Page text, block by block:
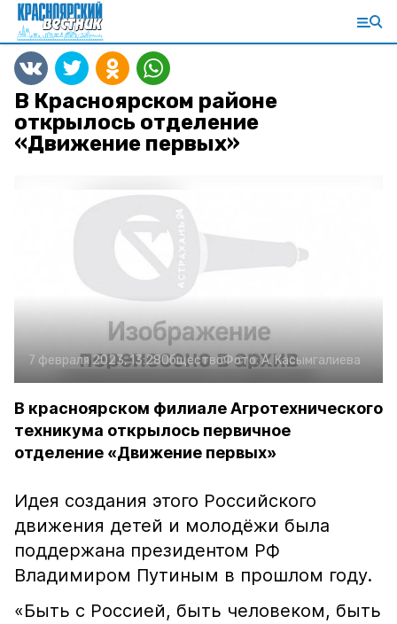
В Красноярском районе
открылось отделение
«Движение первых»
7 февраля 2023, 13:28ОбществоФото:А. Касымгалиева
В красноярском филиале Агротехнического
техникума открылось первичное
отделение «Движение первых»
Идея создания этого Российского
движения детей и молодёжи была
поддержана президентом РФ
Владимиром Путиным в прошлом году.
«Быть с Россией, быть человеком, быть